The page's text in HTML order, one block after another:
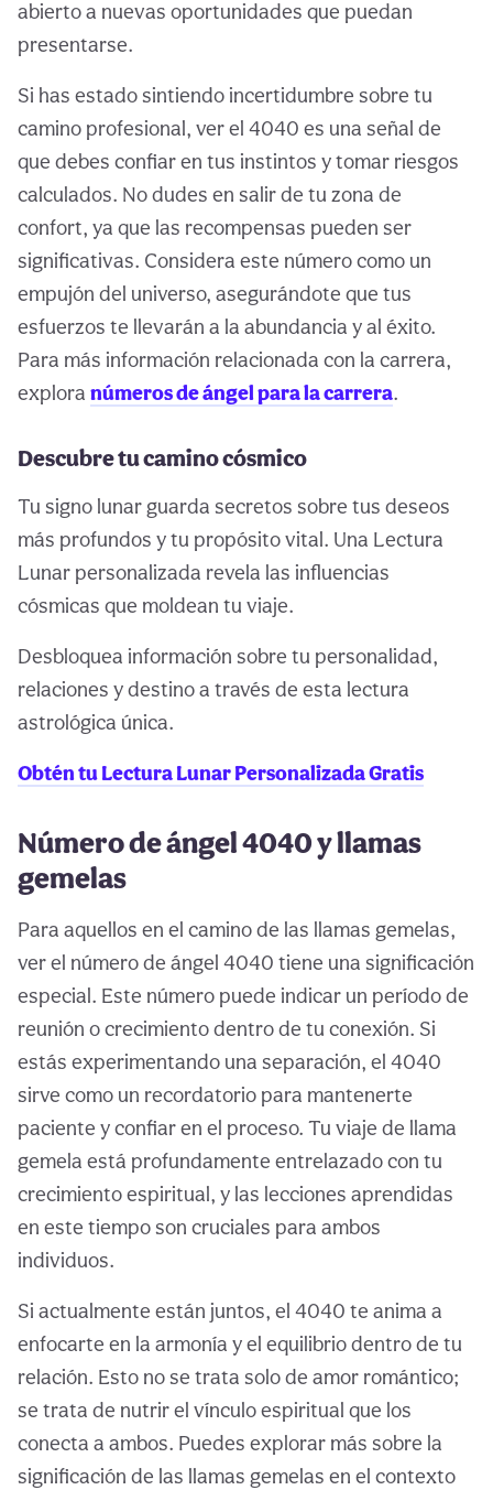
abierto a nuevas oportunidades que puedan
presentarse.
Si has estado sintiendo incertidumbre sobre tu
camino profesional, ver el 4040 es una señal de
que debes confiar en tus instintos y tomar riesgos
calculados. No dudes en salir de tu zona de
confort, ya que las recompensas pueden ser
significativas. Considera este número como un
empujón del universo, asegurándote que tus
esfuerzos te llevarán a la abundancia y al éxito.
Para más información relacionada con la carrera,
explora números de ángel para la carrera.
Descubre tu camino cósmico
Tu signo lunar guarda secretos sobre tus deseos
más profundos y tu propósito vital. Una Lectura
Lunar personalizada revela las influencias
cósmicas que moldean tu viaje.
Desbloquea información sobre tu personalidad,
relaciones y destino a través de esta lectura
astrológica única.
Obtén tu Lectura Lunar Personalizada Gratis
Número de ángel 4040 y llamas
gemelas
Para aquellos en el camino de las llamas gemelas,
ver el número de ángel 4040 tiene una significación
especial. Este número puede indicar un período de
reunión o crecimiento dentro de tu conexión. Si
estás experimentando una separación, el 4040
sirve como un recordatorio para mantenerte
paciente y confiar en el proceso. Tu viaje de llama
gemela está profundamente entrelazado con tu
crecimiento espiritual, y las lecciones aprendidas
en este tiempo son cruciales para ambos
individuos.
Si actualmente están juntos, el 4040 te anima a
enfocarte en la armonía y el equilibrio dentro de tu
relación. Esto no se trata solo de amor romántico;
se trata de nutrir el vínculo espiritual que los
conecta a ambos. Puedes explorar más sobre la
significación de las llamas gemelas en el contexto